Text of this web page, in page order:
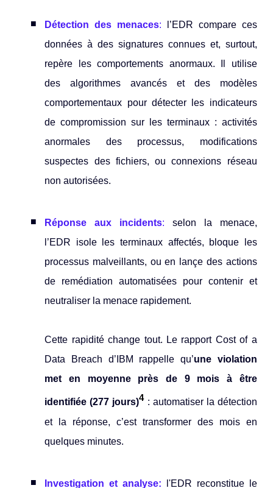
Détection des menaces: l’EDR compare ces
données à des signatures connues et, surtout,
repère les comportements anormaux. Il utilise
des algorithmes avancés et des modèles
comportementaux pour détecter les indicateurs
de compromission sur les terminaux : activités
anormales des processus, modifications
suspectes des fichiers, ou connexions réseau
non autorisées.
Réponse aux incidents: selon la menace,
l’EDR isole les terminaux affectés, bloque les
processus malveillants, ou en lançe des actions
de remédiation automatisées pour contenir et
neutraliser la menace rapidement.
Cette rapidité change tout. Le rapport Cost of a
Data Breach d’IBM rappelle qu’une violation
met en moyenne près de 9 mois à être
identifiée (277 jours)4: automatiser la détection
et la réponse, c’est transformer des mois en
quelques minutes.
Investigation et analyse: l'EDR reconstitue le